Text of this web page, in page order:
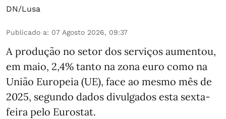
DN/Lusa
Publicado a: 07 Agosto 2026, 09:37
A produção no setor dos serviços aumentou,
em maio, 2,4% tanto na zona euro como na
União Europeia (UE), face ao mesmo mês de
2025, segundo dados divulgados esta sexta-
feira pelo Eurostat.